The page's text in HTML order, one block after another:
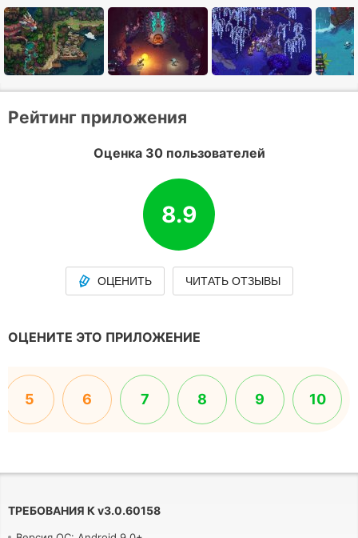
Рейтинг приложения
Оценка 30 пользователей
8.9
ОЦЕНИТЬ ЧИТАТЬ ОТЗЫВЫ
ОЦЕНИТЕ ЭТО ПРИЛОЖЕНИЕ
5 6 7 8 9 10
ТРЕБОВАНИЯ К v3.0.60158